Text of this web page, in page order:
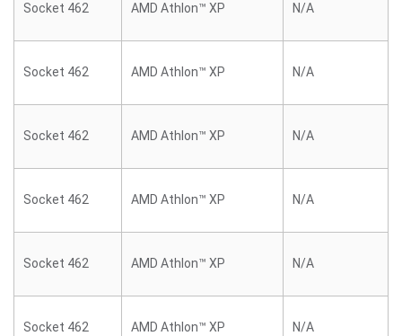
Socket 462 AMD Athlon™ XP N/A
Socket 462 AMD Athlon™ XP N/A
Socket 462 AMD Athlon™ XP N/A
Socket 462 AMD Athlon™ XP N/A
Socket 462 AMD Athlon™ XP N/A
Socket 462 AMD Athlon™ XP N/A